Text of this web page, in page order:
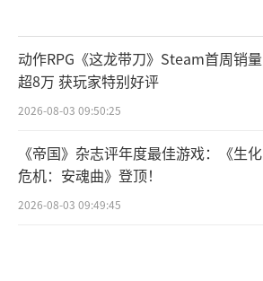
动作RPG《这龙带刀》Steam首周销量
超8万 获玩家特别好评
2026-08-03 09:50:25
《帝国》杂志评年度最佳游戏：《生化
危机：安魂曲》登顶！
2026-08-03 09:49:45